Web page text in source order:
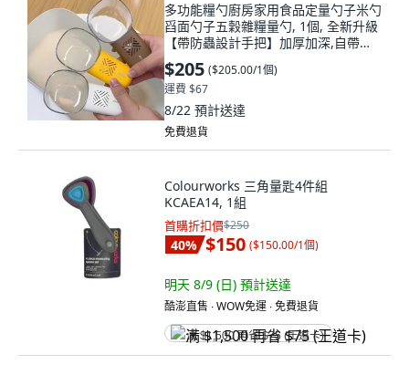
多功能糧勺廚房家用食品定量勺子米勺
舀面勺子五穀雜糧量勺, 1個, 全新升級
【帶防蟲設計手把】加厚加深,自帶防
蟲盒【棕色1個】可拆卸
$205 ($205.00/1個)
運費 $67
8/22 預計送達
免費退貨
Colourworks 三角量匙4件組
KCAEA14, 1組
首購折扣價$250
40% $150 ($150.00/1個)
明天 8/9 (日) 預計送達
酷澎直售 ∙ WOW免運 ∙ 免費退貨
满 $1,500 再省 $75 (王道卡)